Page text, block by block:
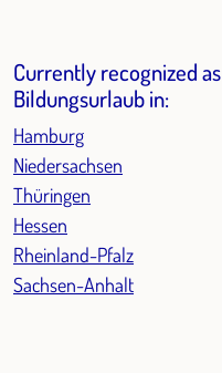
Currently recognized as
Bildungsurlaub in:
Hamburg
Niedersachsen
Thüringen
Hessen
Rheinland-Pfalz
Sachsen-Anhalt